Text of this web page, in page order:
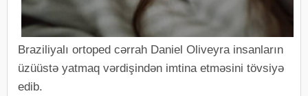
Braziliyalı ortoped cərrah Daniel Oliveyra insanların
üzüüstə yatmaq vərdişindən imtina etməsini tövsiyə
edib.